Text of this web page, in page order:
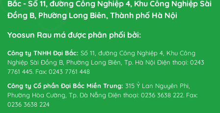
Bắc - Số 11, đường Công Nghiệp 4, Khu Công Nghiệp Sài
Đồng B, Phường Long Biên, Thành phố Hà Nội
Yoosun Rau má được phân phối bởi:
Công ty TNHH Đại Bắc: Số 11, đường Công Nghiệp 4, Khu Công
Nghiệp Sài Đồng B, Phường Long Biên, Tp. Hà Nội Điện thoại: 0243
7761 445. Fax: 0243 7761 448
Công ty Cổ phần Đại Bắc Miền Trung: 315 Ỷ Lan Nguyên Phi,
Phường Hòa Cường, Tp. Đà Nẵng Điện thoại: 0236 3638 222. Fax:
0236 3638 224